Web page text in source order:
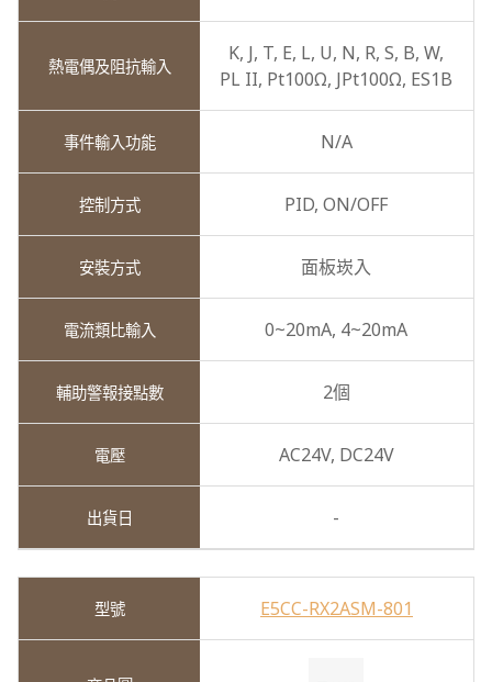
K, J, T, E, L, U, N, R,S, B,W,
PL II, Pt100Ω, JPt100Ω, ES1B
N/A
PID,ON/OFF
面板崁入
0~20mA, 4~20mA
2個
AC24V, DC24V
-
E5CC-RX2ASM-801